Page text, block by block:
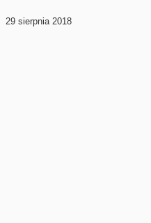
29 sierpnia 2018